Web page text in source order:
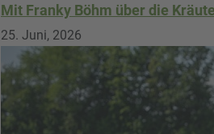
Mit Franky Böhm über die
25. Juni, 2026